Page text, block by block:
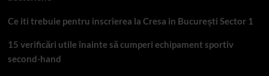
Ce iti trebuie pentru inscrierea la Cresa in București Sector 1
15 verificări utile înainte să cumperi echipament sportiv
second-hand